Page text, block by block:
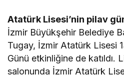
Atatürk Lisesi’nin pilav
İzmir Büyükşehir Belediye
Tugay, İzmir Atatürk Lisesi
Günü etkinliğine de katıldı.
salonunda İzmir Atatürk